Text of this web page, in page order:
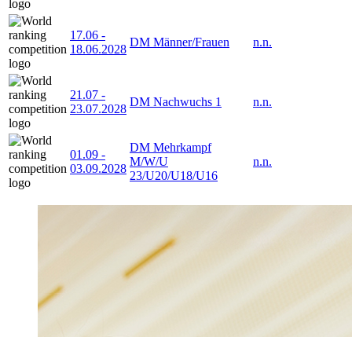
17.06 -
18.06.2028
DM Männer/Frauen n.n.
21.07 -
23.07.2028
DM Nachwuchs 1 n.n.
01.09 -
03.09.2028
DM Mehrkampf
M/W/U
23/U20/U18/U16
n.n.